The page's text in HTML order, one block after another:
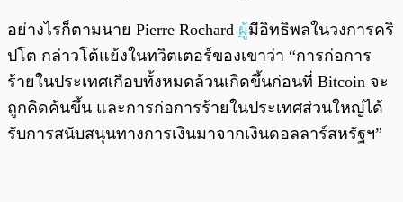
อย่างไรก็ตามนาย Pierre Rochard ผู้มีอิทธิพลในวงการคริ
ปโต กล่าวโต้แย้งในทวิตเตอร์ของเขาว่า “การก่อการ
ร้ายในประเทศเกือบทั้งหมดล้วนเกิดขึ้นก่อนที่ Bitcoin จะ
ถูกคิดค้นขึ้น และการก่อการร้ายในประเทศส่วนใหญ่ได้
รับการสนับสนุนทางการเงินมาจากเงินดอลลาร์สหรัฐฯ”